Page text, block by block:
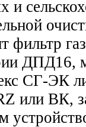
фильтр
ДПД16,
СГ-ЭК
или ВК,